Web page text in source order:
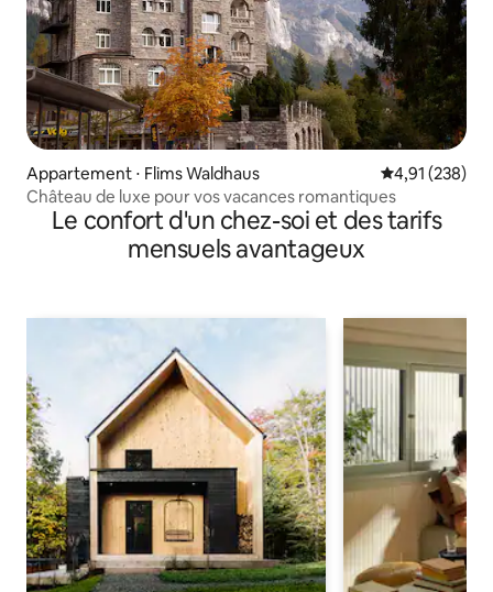
Appartement ⋅ Flims Waldhaus Évaluation
4,91 (238)
Château de luxe pour vos vacances romantiques
Le confort d'un chez-soi et des tarifs
mensuels avantageux